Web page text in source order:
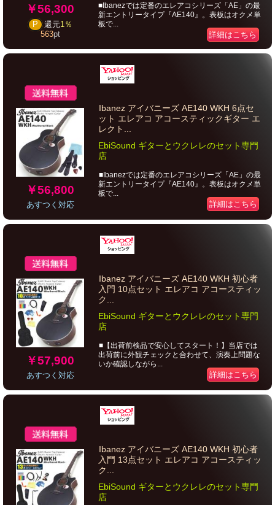
￥56,300
P 還元1％
563pt
■Ibanezでは定番のエレアコシリーズ「AE」の最
新エントリータイプ『AE140』。表板はオクメ単
板で...
詳細はこちら
￥56,800
あすつく対応
Ibanez アイバニーズ AE140 WKH 6点セ
ット エレアコ アコースティックギター エ
レクト...
EbiSound ギターとウクレレのセット専門
店
■Ibanezでは定番のエレアコシリーズ「AE」の最
新エントリータイプ『AE140』。表板はオクメ単
板で...
詳細はこちら
￥57,900
あすつく対応
Ibanez アイバニーズ AE140 WKH 初心者
入門 10点セット エレアコ アコースティッ
ク...
EbiSound ギターとウクレレのセット専門
店
■【出荷前検品で安心してスタート！】当店では
出荷前に外観チェックと合わせて、演奏上問題な
いか確認しながら...
詳細はこちら
Ibanez アイバニーズ AE140 WKH 初心者
入門 13点セット エレアコ アコースティッ
ク...
EbiSound ギターとウクレレのセット専門
店